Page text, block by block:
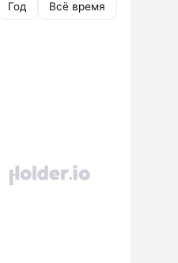
Год Всё время